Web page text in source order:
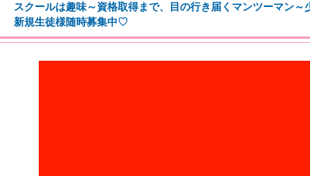
スクールは趣味～資格取得まで、
目の行き届くマンツーマン
新規生徒様随時募集中♡